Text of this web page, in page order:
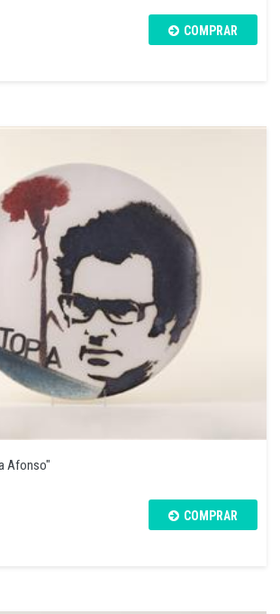
COMPRAR
Afonso"
COMPRAR